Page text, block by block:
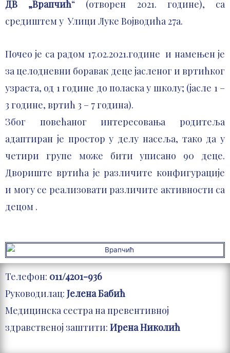
ДВ „Врапчић“ (отворен 2021. године), са
средиштем у Улици Луке Војводића 27а.
Почео је са радом 17.02.2021.године и намењен је
за целодневни боравак деце јасленог и вртићког
узраста, од 1 године до поласка у школу; (јасле 1 –
3 године, вртић 3 – 7 година).
Због повећаног интересовања родитеља
адаптиран је простор у делу насеља, тако да у
четири групе може бити уписано 90 деце.
Двориште вртића је различите конфигурације
и могу се реализовати различите активности са
децом .
Телефон: 011/4201-936
Руководилац: Јелена Бабић
Медицинска сестра на превентивној
здравственој заштити: Ирена Николић